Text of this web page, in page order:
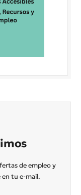
de empleo y
tu e-mail.